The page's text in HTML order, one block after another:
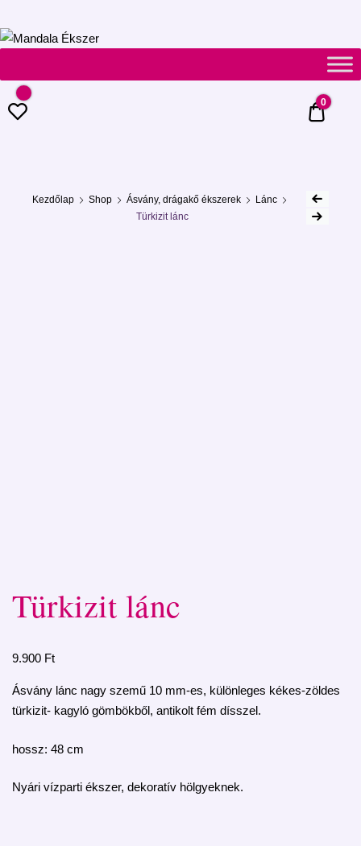
Mandala
Ékszer
0 Ft
0
Kezdőlap Shop Ásvány, drágakő ékszerek
Lánc
Türkizit lánc
Türkizit lánc
9.900 Ft
Ásvány lánc nagy szemű 10 mm-es, különleges kékes-zöldes
türkizit- kagyló gömbökből, antikolt fém dísszel.
hossz: 48 cm
Nyári vízparti ékszer, dekoratív hölgyeknek.